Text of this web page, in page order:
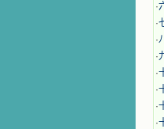
·
·
·
·
·
·
·
·